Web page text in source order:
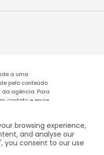
browsing experience,
and analyse our
you consent to our use
a uma
pelo conteúdo
agência. Para
contato e envie